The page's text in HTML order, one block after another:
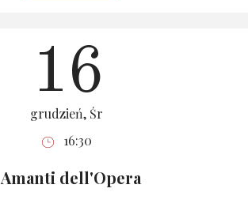
16
grudzień, Śr
16:30
Amanti dell'Opera